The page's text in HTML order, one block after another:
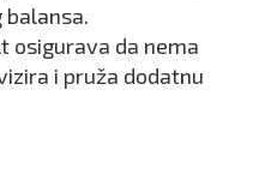
osigurava da nema
i pruža dodatnu